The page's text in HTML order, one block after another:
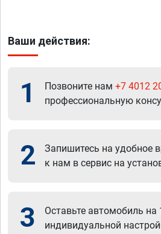
Ваши действия:
1 Позвоните нам +7 4012
профессиональную
2
Запишитесь на удобное
к нам в сервис на
3
Оставьте автомобиль на
индивидуальной